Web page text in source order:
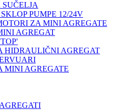
PUMPE 12/24V
ZA MINI AGREGATE
AGREGAT
HIDRAULIČNI AGREGAT
MINI AGREGATE